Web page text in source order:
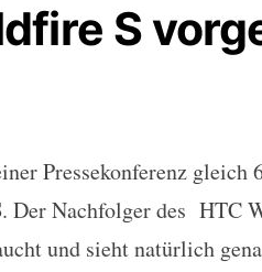
S
Pressekonferenz gleich
. Der Nachfolger des HTC
und sieht natürlich